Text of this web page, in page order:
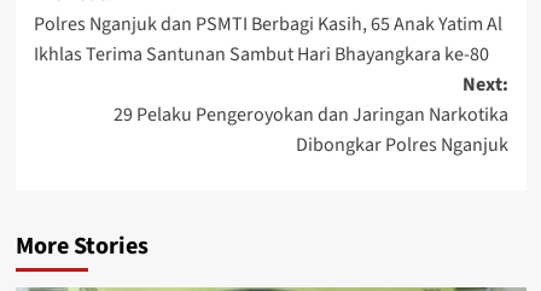
navigation
Polres Nganjuk dan PSMTI Berbagi Kasih, 65 Anak Yatim Al
Ikhlas Terima Santunan Sambut Hari Bhayangkara ke-80
Next:
29 Pelaku Pengeroyokan dan Jaringan Narkotika
Dibongkar Polres Nganjuk
More Stories